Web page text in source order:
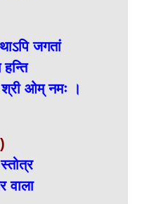
जगतां
हन्ति
ओम् नमः ।
वाला